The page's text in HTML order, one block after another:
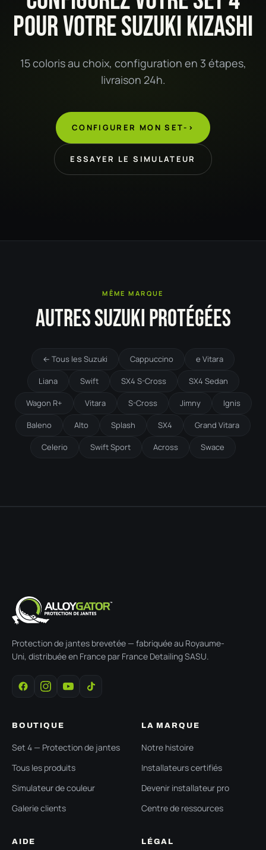
POUR VOTRE SUZUKI KIZASHI
15 coloris au choix, configuration en 3 étapes,
livraison 24h.
CONFIGURER MON SET->
ESSAYER LE SIMULATEUR
MÊME MARQUE
AUTRES SUZUKI PROTÉGÉES
← Tous les Suzuki Cappuccino e Vitara
Liana Swift SX4 S-Cross SX4 Sedan
Wagon R+ Vitara S-Cross Jimny Ignis
Baleno Alto Splash SX4 Grand Vitara
Celerio Swift Sport Across Swace
Protection de jantes brevetée — fabriquée au Royaume-
Uni, distribuée en France par France Detailing SASU.
BOUTIQUE
Set 4 — Protection de jantes
Tous les produits
Simulateur de couleur
Galerie clients
LA MARQUE
Notre histoire
Installateurs certifiés
Devenir installateur pro
Centre de ressources
AIDE LÉGAL